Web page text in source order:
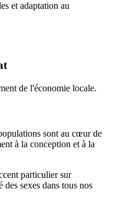
et adaptation au
de l'économie locale.
sont au cœur de
à la conception et à la
particulier sur
sexes dans tous nos